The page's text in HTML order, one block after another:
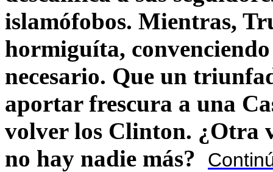
islamófobos. Mientras,
hormiguíta,
necesario. Que un
aportar frescura a una
volver los Clinton. ¿Otra
no hay nadie más?